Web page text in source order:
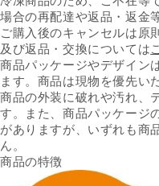
場合の再配達や返品・返金
ご購入後のキャンセルは原
及び返品・交換については
商品パッケージやデザイン
ます。商品は現物を優先い
商品の外装に破れや汚れ、
す。また、商品パッケージ
がありますが、いずれも商
ん。
商品の特徴